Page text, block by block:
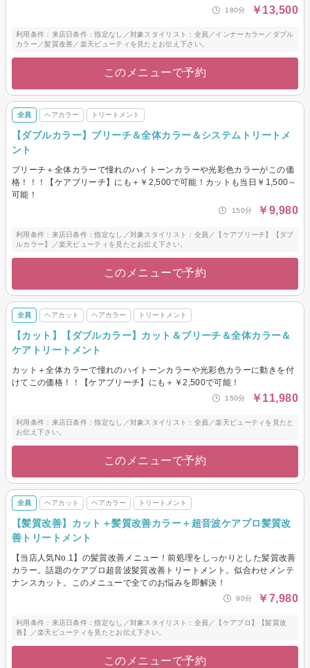
180分 ￥13,500
利用条件：来店日条件：指定なし／対象スタイリスト：全員／インナーカラー／ダブル
カラー／髪質改善／楽天ビューティを見たとお伝え下さい。
このメニューで予約
全員 ヘアカラー トリートメント
【ダブルカラー】ブリーチ＆全体カラー＆システムトリートメ
ント
ブリーチ＋全体カラーで憧れのハイトーンカラーや光彩色カラーがこの価
格！！！【ケアブリーチ】にも＋￥2,500で可能！カットも当日￥1,500～
可能！
150分 ￥9,980
利用条件：来店日条件：指定なし／対象スタイリスト：全員／【ケアブリーチ】【ダブ
ルカラー】／楽天ビューティを見たとお伝え下さい。
このメニューで予約
全員 ヘアカット ヘアカラー トリートメント
【カット】【ダブルカラー】カット＆ブリーチ＆全体カラー＆
ケアトリートメント
カット＋全体カラーで憧れのハイトーンカラーや光彩色カラーに動きを付
けてこの価格！！【ケアブリーチ】にも＋￥2,500で可能！
150分 ￥11,980
利用条件：来店日条件：指定なし／対象スタイリスト：全員／楽天ビューティを見たと
お伝え下さい。
このメニューで予約
全員 ヘアカット ヘアカラー トリートメント
【髪質改善】カット＋髪質改善カラー＋超音波ケアプロ髪質改
善トリートメント
【当店人気No.1】の髪質改善メニュー！前処理をしっかりとした髪質改善
カラー。話題のケアプロ超音波髪質改善トリートメント。似合わせメンテ
ナンスカット。このメニューで全てのお悩みを即解決！
90分 ￥7,980
利用条件：来店日条件：指定なし／対象スタイリスト：全員／【ケアプロ】【髪質改
善】／楽天ビューティを見たとお伝え下さい。
このメニューで予約